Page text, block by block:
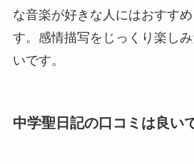
な音楽が好きな人にはおすす
す。感情描写をじっくり楽し
いです。
中学聖日記の口コミは良い